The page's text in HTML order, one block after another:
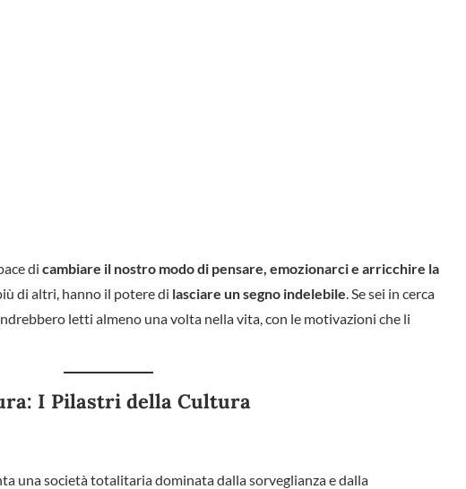
di cambiare il nostro modo di pensare, emozionarci e arricchire la
di altri, hanno il potere di lasciare un segno indelebile. Se sei in cerca
letti almeno una volta nella vita, con le motivazioni che li
I Pilastri della Cultura
una società totalitaria dominata dalla sorveglianza e dalla